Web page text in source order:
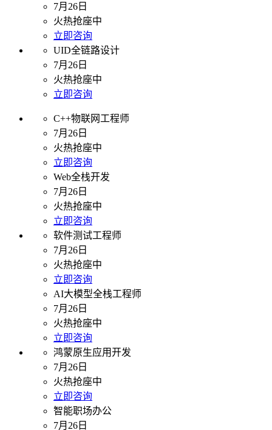
7月26日
火热抢座中
立即咨询
UID全链路设计
7月26日
火热抢座中
立即咨询
C++物联网工程师
7月26日
火热抢座中
立即咨询
Web全栈开发
7月26日
火热抢座中
立即咨询
软件测试工程师
7月26日
火热抢座中
立即咨询
AI大模型全栈工程师
7月26日
火热抢座中
立即咨询
鸿蒙原生应用开发
7月26日
火热抢座中
立即咨询
智能职场办公
7月26日